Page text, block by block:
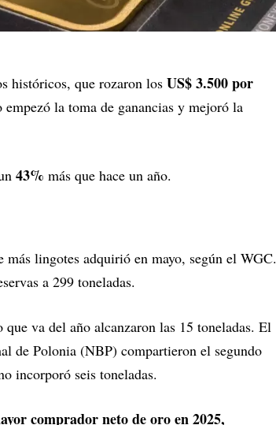
históricos, que rozaron los US$ 3.500 por
la toma de ganancias y mejoró la
43% más que hace un año.
más lingotes adquirió en mayo, según el WGC.
a 299 toneladas.
va del año alcanzaron las 15 toneladas. El
de Polonia (NBP) compartieron el segundo
incorporó seis toneladas.
comprador neto de oro en 2025,